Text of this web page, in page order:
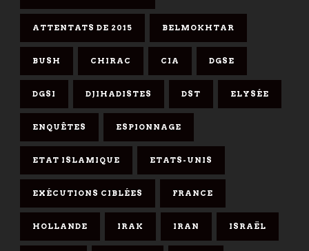
ATTENTATS DE 2015 BELMOKHTAR
BUSH CHIRAC CIA DGSE
DGSI DJIHADISTES DST ELYSÉE
ENQUÊTES ESPIONNAGE
ETAT ISLAMIQUE ETATS-UNIS
EXÉCUTIONS CIBLÉES FRANCE
HOLLANDE IRAK IRAN ISRAËL